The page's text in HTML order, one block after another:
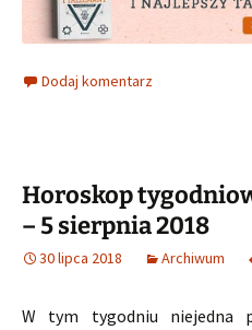
Dodaj komentarz
Horoskop
– 5 sierpnia 2018
30 lipca 2018 Archiwum
W tym tygodniu niejedna